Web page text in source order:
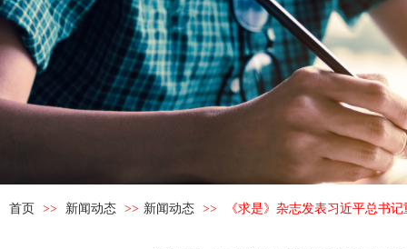
首页 >> 新闻动态 >> 新闻动态 >> 《求是》杂志发表习近平总书